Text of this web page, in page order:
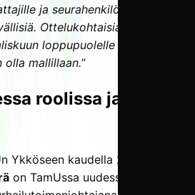
ja seurahenkilöille haluaisin
Ottelukohtaisia tuloksia
loppupuolelle asti. Homma
olla mallillaan.”
roolissa ja
Ykköseen kaudella 2024
on TamUssa uudessa roolissa,